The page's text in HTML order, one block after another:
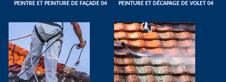
PEINTRE ET PEINTURE DE FAÇADE 04 PEINTURE ET DÉCAPAGE DE VOLET 04